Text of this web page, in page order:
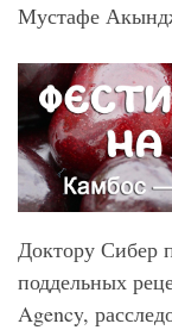
Мустафе
Доктору Сибер
поддельных
Agency,